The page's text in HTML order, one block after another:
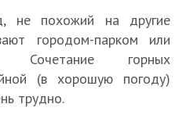
не похожий на другие
городом-парком или
Сочетание горных
(в хорошую погоду)
трудно.